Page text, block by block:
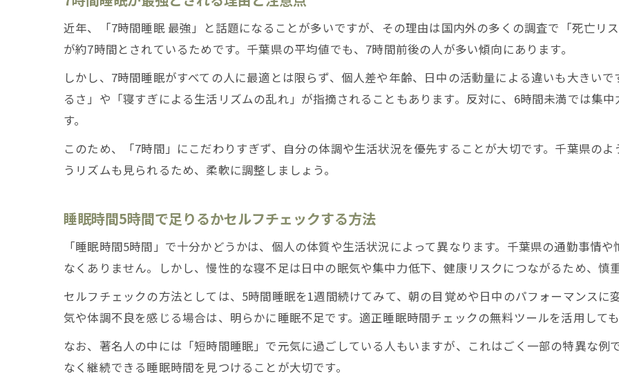
近年、「7時間睡眠 最強」と話題になることが多いですが、その理由は国内外の多くの調査で「死亡リ
が約7時間とされているためです。千葉県の平均値でも、7時間前後の人が多い傾向にあります。
しかし、7時間睡眠がすべての人に最適とは限らず、個人差や年齢、日中の活動量による違いも大きい
るさ」や「寝すぎによる生活リズムの乱れ」が指摘されることもあります。反対に、6時間未満では集
す。
このため、「7時間」にこだわりすぎず、自分の体調や生活状況を優先することが大切です。千葉県の
うリズムも見られるため、柔軟に調整しましょう。
睡眠時間5時間で足りるかセルフチェックする方法
「睡眠時間5時間」で十分かどうかは、個人の体質や生活状況によって異なります。千葉県の通勤事情
なくありません。しかし、慢性的な寝不足は日中の眠気や集中力低下、健康リスクにつながるため、慎
セルフチェックの方法としては、5時間睡眠を1週間続けてみて、朝の目覚めや日中のパフォーマンスに
気や体調不良を感じる場合は、明らかに睡眠不足です。適正睡眠時間チェックの無料ツールを活用して
なお、著名人の中には「短時間睡眠」で元気に過ごしている人もいますが、これはごく一部の特異な例
なく継続できる睡眠時間を見つけることが大切です。